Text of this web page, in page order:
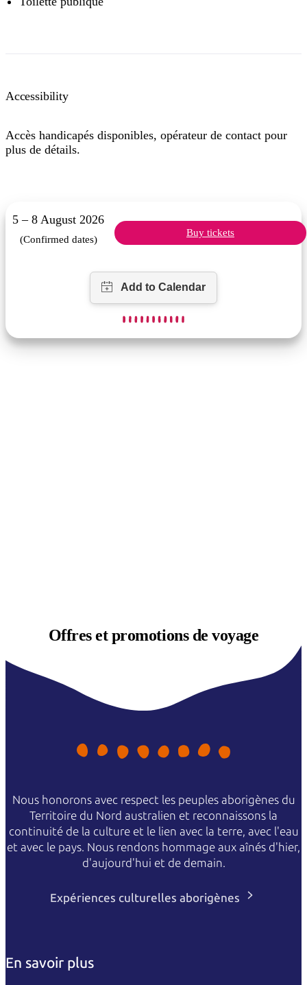
Accessibility
Accès handicapés disponibles, opérateur de contact pour
plus de détails.
5 – 8 August 2026
(Confirmed dates)
Buy tickets
Offres etpromotions de voyage
Nous honorons avec respect les peuples aborigènes du
Territoire du Nord australien et reconnaissons la
continuité de la culture et le lien avec la terre, avec l'eau
et avec le pays. Nous rendons hommage aux aînés d'hier,
d'aujourd'hui et de demain.
Expériences culturelles aborigènes
En savoir plus